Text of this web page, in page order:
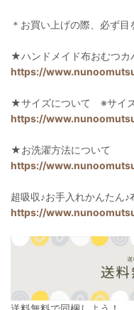
＊お買い上げの際、必ず目
★ハンドメイド布おむつカ
https://
★サイズについて ※サイ
https://
★お洗濯方法について
https://
超吸収♪お手入れかんたん♪
https://